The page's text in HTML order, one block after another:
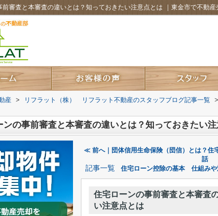
前審査と本審査の違いとは？知っておきたい注意点とは ｜東金市で不動
産 > リフラット（株） リフラット不動産のスタッフブログ記事一覧 >
ンの事前審査と本審査の違いとは？知っておきたい
≪ 前へ｜団体信用生命保険（団信）とは？住
話
記事一覧 住宅ローン控除の基本 仕組み
住宅ローンの事前審査と本審査
い注意点とは